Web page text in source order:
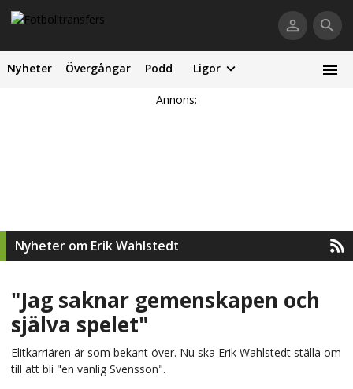
Nyheter Övergångar Podd Ligor
Annons:
Nyheter om Erik Wahlstedt
"Jag saknar gemenskapen och
själva spelet"
Elitkarriären är som bekant över. Nu ska Erik Wahlstedt ställa om
till att bli "en vanlig Svensson".